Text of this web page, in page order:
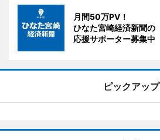
月間50万PV！
ひなた宮崎経済新聞の
応援サポーター募集中
ピックアップ